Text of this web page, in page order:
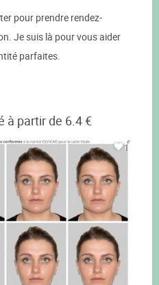
pour prendre rendez-
Je suis là pour vous aider
parfaites.
à partir de 6.4 €
1